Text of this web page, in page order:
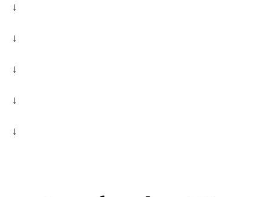
↓
↓
↓
↓
↓